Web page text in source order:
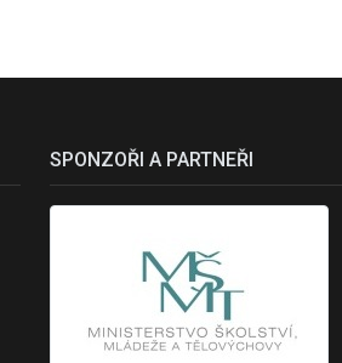
SPONZOŘI A PARTNEŘI